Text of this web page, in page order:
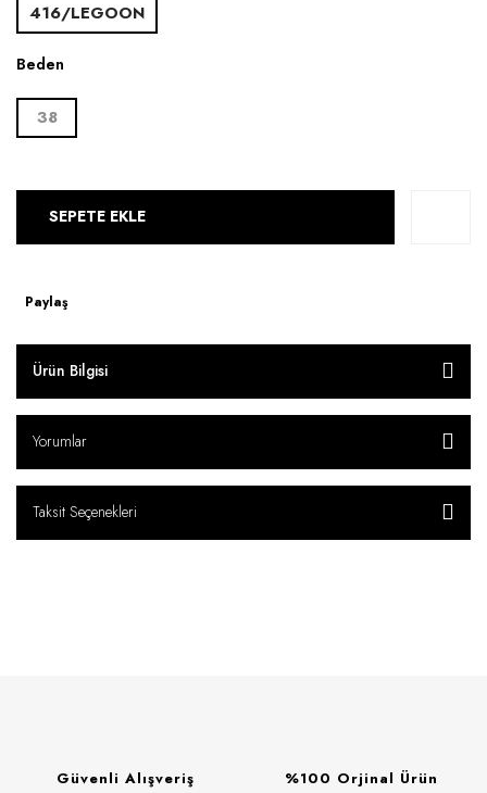
416/LEGOON
Beden
38
SEPETE EKLE
Paylaş
Ürün Bilgisi
Yorumlar
Taksit Seçenekleri
Güvenli Alışveriş %100 Orjinal Ürün